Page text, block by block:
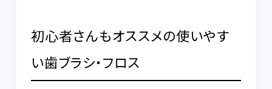
初心者さんもオススメの使いやす
い歯ブラシ・フロス